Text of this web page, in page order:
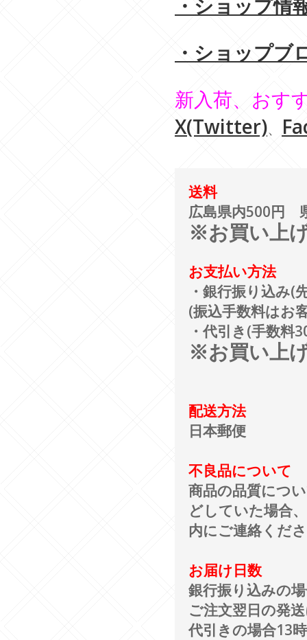
・ショップ情
・ショップブ
新入荷、おす
X(Twitter)、
送料
広島県内500円
※お買い上
お支払い方法
・銀行振り込み
(振込手数料はお
・代引き(手数料
※お買い上
配送方法
日本郵便
不良品について
商品の品質につ
どしていた場合
内にご連絡くだ
お届け日数
銀行振り込みの
ご注文翌日の発
代引きの場合13